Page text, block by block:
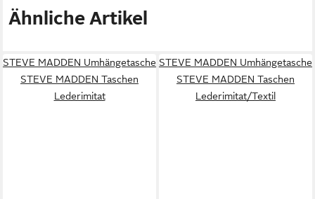
Ähnliche Artikel
STEVE MADDEN Umhängetasche
STEVE MADDEN Taschen
Lederimitat
STEVE MADDEN Umhängetasche
STEVE MADDEN Taschen
Lederimitat/Textil